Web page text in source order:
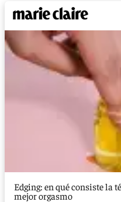
Edging: en qué consiste la
mejor orgasmo